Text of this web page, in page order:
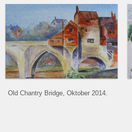
Old Chantry Bridge, Oktober 2014.